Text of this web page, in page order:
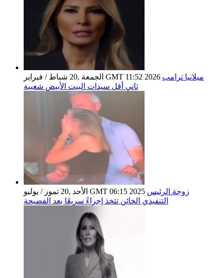
الجمعة ,20 شباط / فبراير GMT 11:52 2026 ميلانيا ترامب
ثاني أقل سيدات البيت الأبيض شعبية
الأحد ,20 تموز / يوليو GMT 06:15 2025 زوجة الرئيس
التنفيذي الخائن تتخذ إجراءً سريعًا بعد الفضيحة